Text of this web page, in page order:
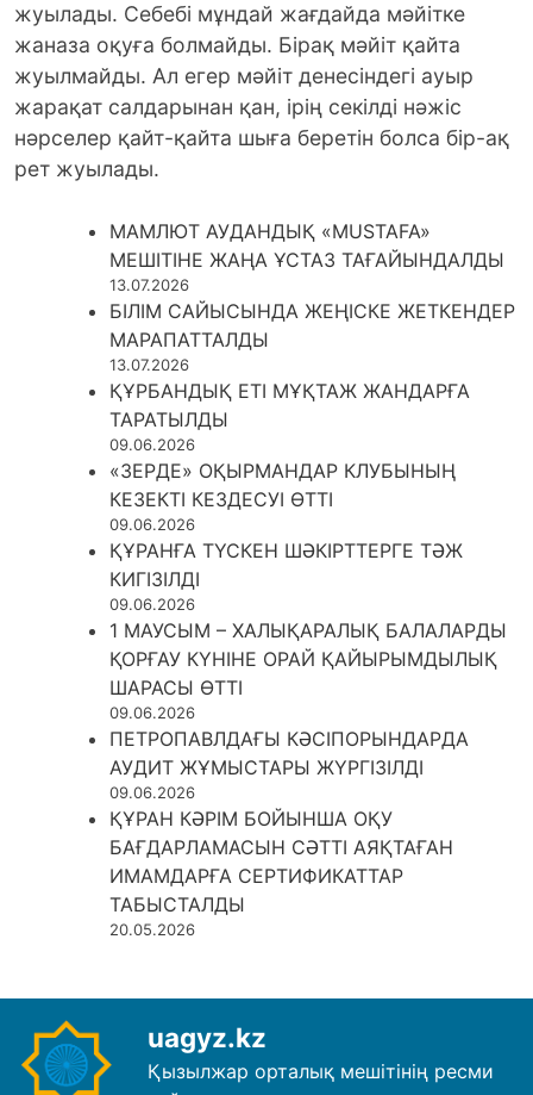
жуылады. Себебi мұндай жағдайда мәйiтке
жаназа оқуға болмайды. Бірақ мәйiт қайта
жуылмайды. Ал егер мәйіт денесіндегі ауыр
жарақат салдарынан қан, ірің секілді нәжіс
нәрселер қайт-қайта шыға беретін болса бір-ақ
рет жуылады.
МАМЛЮТ АУДАНДЫҚ «MUSTAFA»
МЕШІТІНЕ ЖАҢА ҰСТАЗ ТАҒАЙЫНДАЛДЫ
13.07.2026
БІЛІМ САЙЫСЫНДА ЖЕҢІСКЕ ЖЕТКЕНДЕР
МАРАПАТТАЛДЫ
13.07.2026
ҚҰРБАНДЫҚ ЕТІ МҰҚТАЖ ЖАНДАРҒА
ТАРАТЫЛДЫ
09.06.2026
«ЗЕРДЕ» ОҚЫРМАНДАР КЛУБЫНЫҢ
КЕЗЕКТІ КЕЗДЕСУІ ӨТТІ
09.06.2026
ҚҰРАНҒА ТҮСКЕН ШӘКІРТТЕРГЕ ТӘЖ
КИГІЗІЛДІ
09.06.2026
1 МАУСЫМ – ХАЛЫҚАРАЛЫҚ БАЛАЛАРДЫ
ҚОРҒАУ КҮНІНЕ ОРАЙ ҚАЙЫРЫМДЫЛЫҚ
ШАРАСЫ ӨТТІ
09.06.2026
ПЕТРОПАВЛДАҒЫ КӘСІПОРЫНДАРДА
АУДИТ ЖҰМЫСТАРЫ ЖҮРГІЗІЛДІ
09.06.2026
ҚҰРАН КӘРІМ БОЙЫНША ОҚУ
БАҒДАРЛАМАСЫН СӘТТІ АЯҚТАҒАН
ИМАМДАРҒА СЕРТИФИКАТТАР
ТАБЫСТАЛДЫ
20.05.2026
uagyz.kz
Қызылжар орталық мешітінің ресми